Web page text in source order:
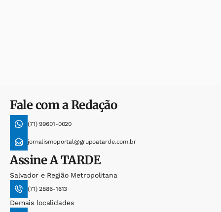
Fale com a Redação
(71) 99601-0020
jornalismoportal@grupoatarde.com.br
AssineA TARDE
Salvador e Região Metropolitana
(71) 2886-1613
Demais localidades